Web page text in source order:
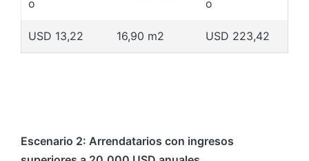
o
o
USD 13,22 16,90 m2 USD 223,42
Escenario 2: Arrendatarios con ingresos